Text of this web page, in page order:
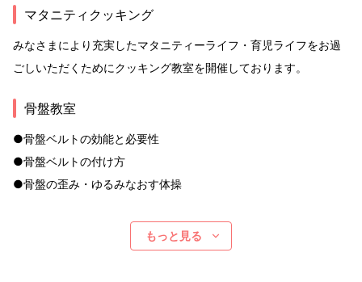
マタニティクッキング
みなさまにより充実したマタニティーライフ・育児ライフをお過
ごしいただくためにクッキング教室を開催しております。
骨盤教室
●骨盤ベルトの効能と必要性
●骨盤ベルトの付け方
●骨盤の歪み・ゆるみなおす体操
もっと見る